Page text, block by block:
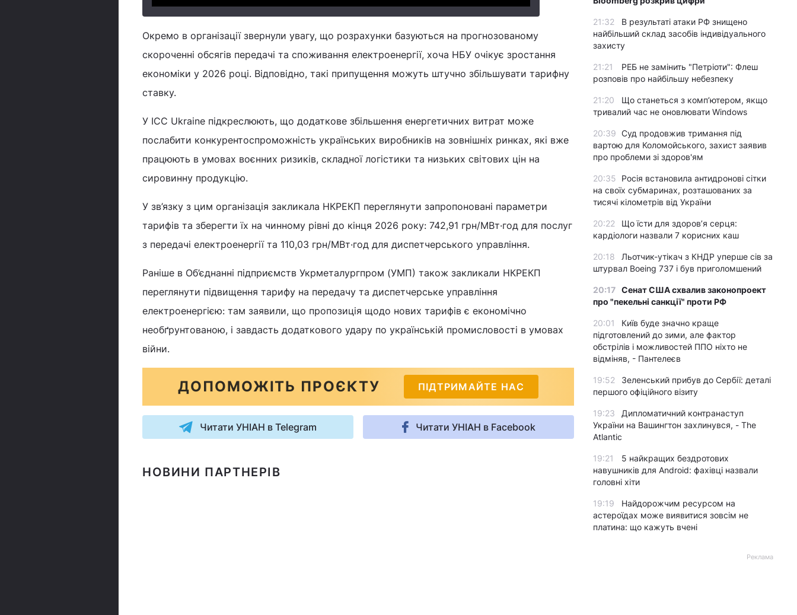
Окремо в організації звернули увагу, що розрахунки базуються на прогнозованому
скороченні обсягів передачі та споживання електроенергії, хоча НБУ очікує зростання
економіки у 2026 році. Відповідно, такі припущення можуть штучно збільшувати тарифну
ставку.
У ICC Ukraine підкреслюють, що додаткове збільшення енергетичних витрат може
послабити конкурентоспроможність українських виробників на зовнішніх ринках, які вже
працюють в умовах воєнних ризиків, складної логістики та низьких світових цін на
сировинну продукцію.
У зв’язку з цим організація закликала НКРЕКП переглянути запропоновані параметри
тарифів та зберегти їх на чинному рівні до кінця 2026 року: 742,91 грн/МВт·год для послуг
з передачі електроенергії та 110,03 грн/МВт·год для диспетчерського управління.
Раніше в Об’єднанні підприємств Укрметалургпром (УМП) також закликали НКРЕКП
переглянути підвищення тарифу на передачу та диспетчерське управління
електроенергією: там заявили, що пропозиція щодо нових тарифів є економічно
необґрунтованою, і завдасть додаткового удару по українській промисловості в умовах
війни.
ДОПОМОЖІТЬ ПРОЄКТУ ПІДТРИМАЙТЕ НАС
Читати УНІАН в Telegram Читати УНІАН в Facebook
НОВИНИ ПАРТНЕРІВ
21:32
В результаті атаки РФ знищено
найбільший склад засобів індивідуального
захисту
21:21
РЕБ не замінить "Петріоти": Флеш
розповів про найбільшу небезпеку
21:20
Що станеться з комп’ютером, якщо
тривалий час не оновлювати Windows
20:39 Суд продовжив тримання під
вартою для Коломойського, захист заявив
про проблеми зі здоров'ям
20:35
Росія встановила антидронові сітки
на своїх субмаринах, розташованих за
тисячі кілометрів від України
20:22
Що їсти для здоров’я серця:
кардіологи назвали 7 корисних каш
20:18
Льотчик-утікач з КНДР уперше сів за
штурвал Boeing 737 і був приголомшений
20:17 Сенат США схвалив законопроект
про "пекельні санкції" проти РФ
20:01
Київ буде значно краще
підготовлений до зими, але фактор
обстрілів і можливостей ППО ніхто не
відміняв, - Пантелеєв
19:52
Зеленський прибув до Сербії: деталі
першого офіційного візиту
19:23
Дипломатичний контранаступ
України на Вашингтон захлинувся, - The
Atlantic
19:21
5 найкращих бездротових
навушників для Android: фахівці назвали
головні хіти
19:19
Найдорожчим ресурсом на
астероїдах може виявитися зовсім не
платина: що кажуть вчені
Реклама